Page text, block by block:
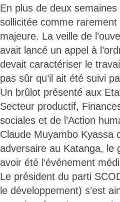
En plus de deux
sollicitée comme
majeure. La veille de
avait lancé un appel à
devait caractériser le
pas sûr qu’il ait été suivi
Un brûlot présenté aux
Secteur productif,
sociales et de l’Action
Claude Muyambo Kyassa
adversaire au Katanga, le
avoir été l‘événement
Le président du parti
le développement) s’est